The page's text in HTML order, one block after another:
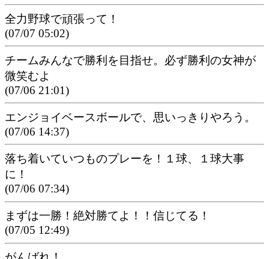
全力野球で頑張って！
(07/07 05:02)
チームみんなで勝利を目指せ。必ず勝利の女神が
微笑むよ
(07/06 21:01)
エンジョイベースボールで、思いっきりやろう。
(07/06 14:37)
落ち着いていつものプレーを！１球、１球大事
に！
(07/06 07:34)
まずは一勝！絶対勝てよ！！信じてる！
(07/05 12:49)